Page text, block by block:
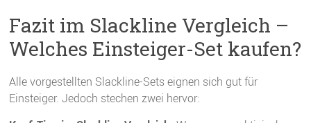
Fazit im Slackline Vergleich –
Welches Einsteiger-Set kaufen?
Alle vorgestellten Slackline-Sets eignen sich gut für
Einsteiger. Jedoch stechen zwei hervor: